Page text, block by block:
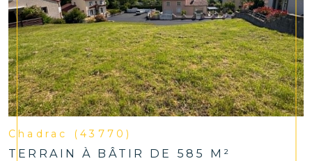
Chadrac (43770)
TERRAIN À BÂTIR DE 585 M²